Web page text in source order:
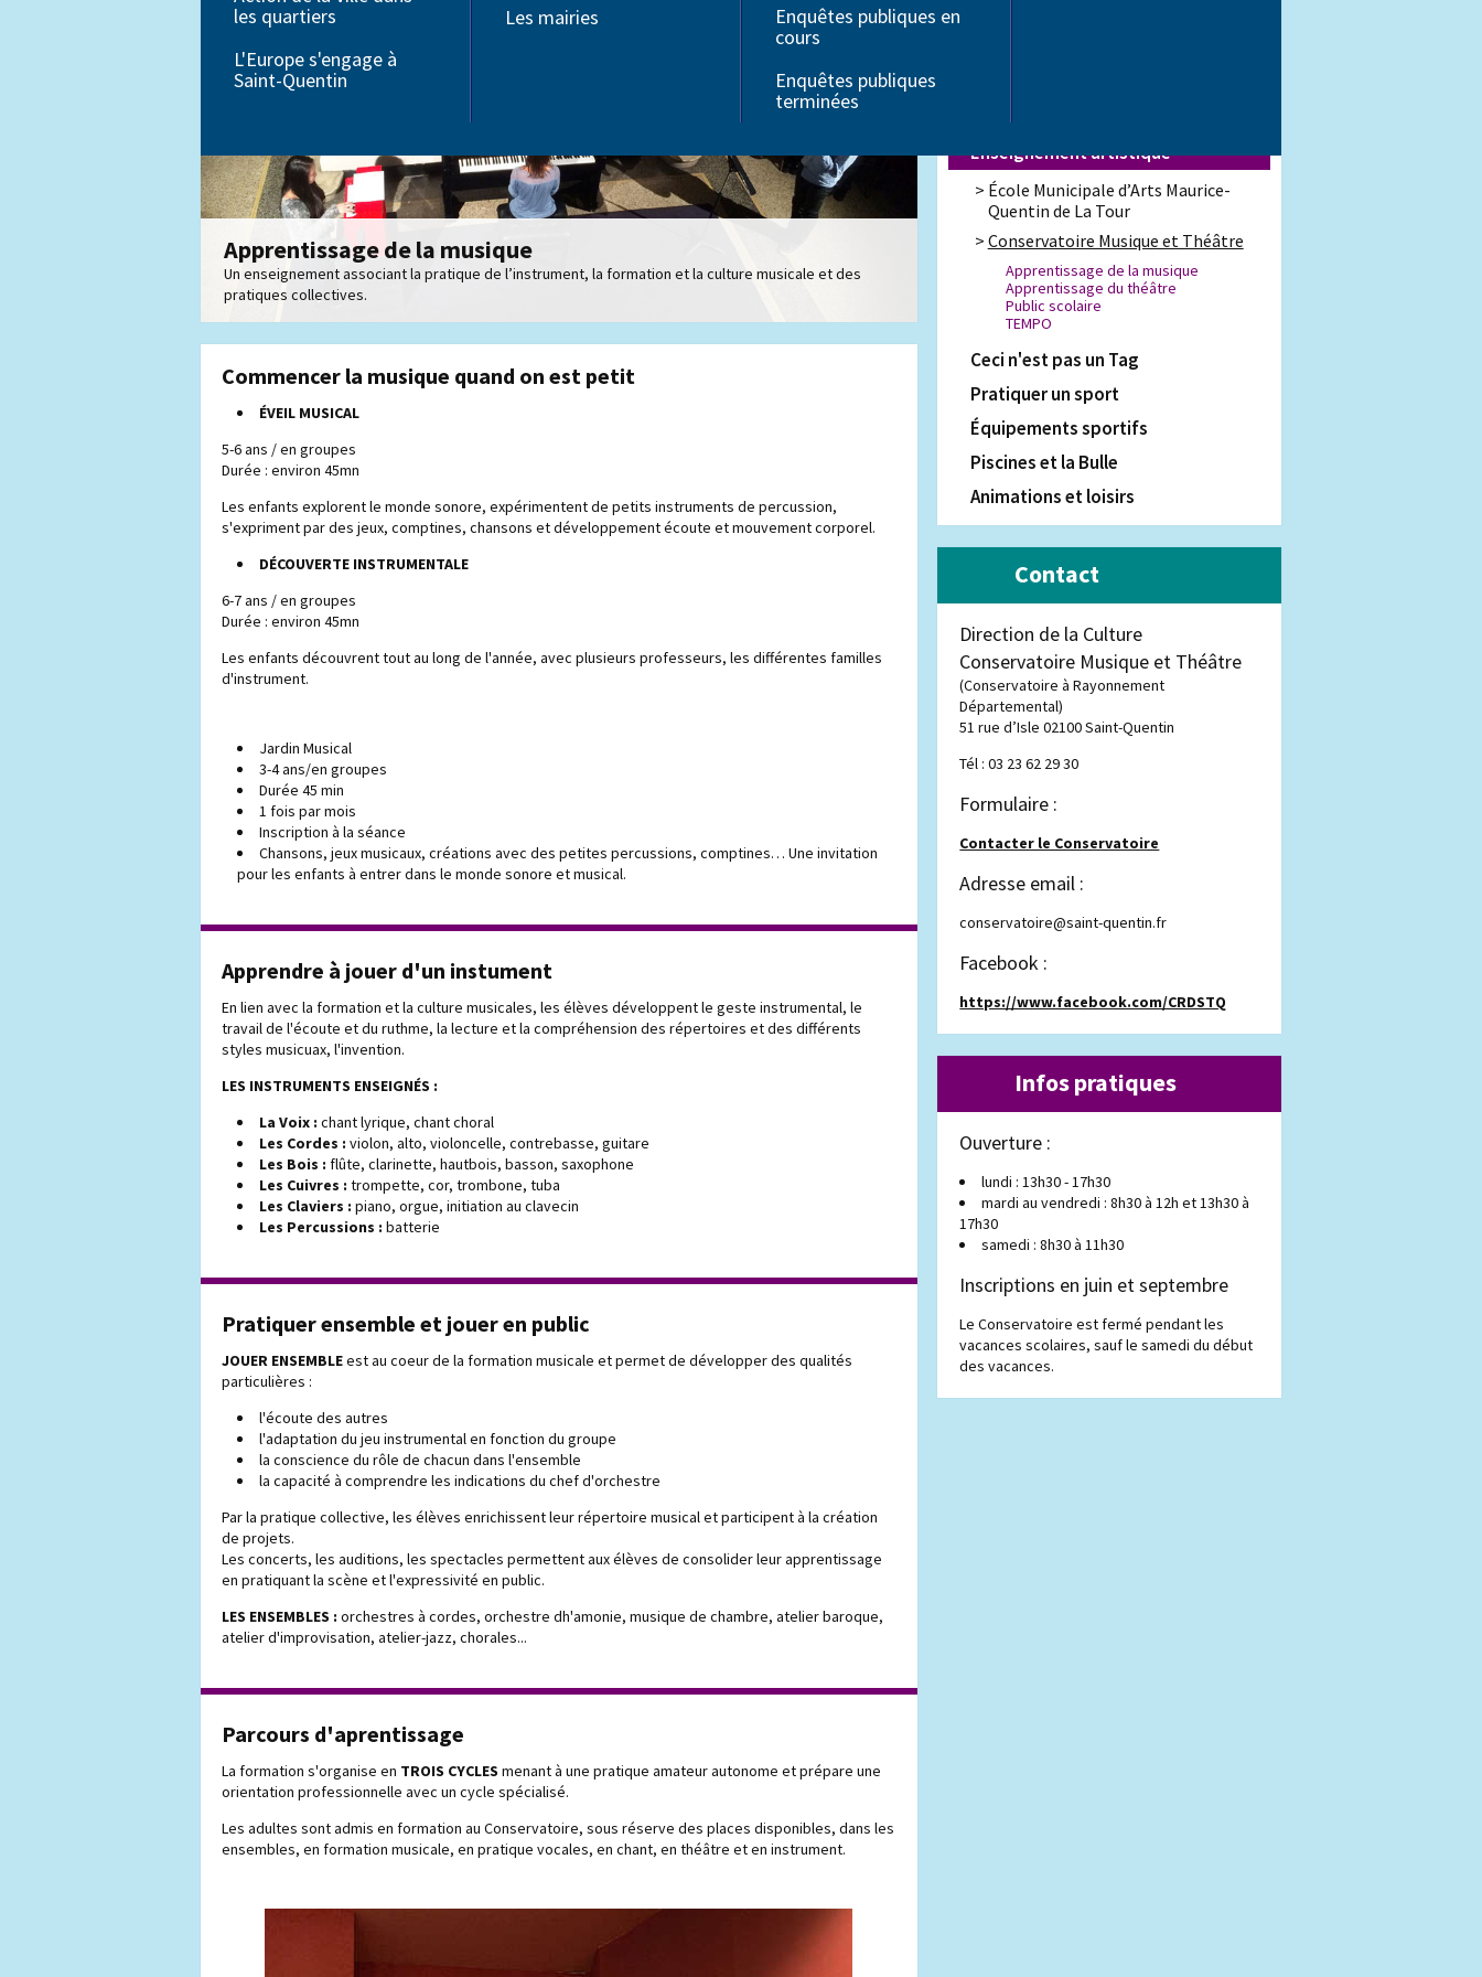
Éducation
Associations
les quartiers
L'Europe s'engage à
Saint-Quentin
Les mairies
Enquêtes publiques en
cours
Enquêtes publiques
terminées
Apprentissage de la musique
Un enseignement associant la pratique de l’instrument, la formation et la culture musicale et des
pratiques collectives.
Commencer la musique quand on est petit
ÉVEIL MUSICAL
5-6 ans / en groupes
Durée : environ 45mn
Les enfants explorent le monde sonore, expérimentent de petits instruments de percussion,
s'expriment par des jeux, comptines, chansons et développement écoute et mouvement corporel.
DÉCOUVERTE INSTRUMENTALE
6-7 ans / en groupes
Durée : environ 45mn
Les enfants découvrent tout au long de l'année, avec plusieurs professeurs, les différentes familles
d'instrument.
Jardin Musical
3-4 ans/en groupes
Durée 45 min
1 fois par mois
Inscription à la séance
Chansons, jeux musicaux, créations avec des petites percussions, comptines… Une invitation
pour les enfants à entrer dans le monde sonore et musical.
Apprendre à jouer d'un instument
En lien avec la formation et la culture musicales, les élèves développent le geste instrumental, le
travail de l'écoute et du ruthme, la lecture et la compréhension des répertoires et des différents
styles musicuax, l'invention.
LES INSTRUMENTS ENSEIGNÉS :
La Voix : chant lyrique, chant choral
Les Cordes : violon, alto, violoncelle, contrebasse, guitare
Les Bois : flûte, clarinette, hautbois, basson, saxophone
Les Cuivres : trompette, cor, trombone, tuba
Les Claviers : piano, orgue, initiation au clavecin
Les Percussions : batterie
Pratiquer ensemble et jouer en public
JOUER ENSEMBLEest au coeur de la formation musicale et permet de développer des qualités
particulières :
l'écoute des autres
l'adaptation du jeu instrumental en fonction du groupe
la conscience du rôle de chacun dans l'ensemble
la capacité à comprendre les indications du chef d'orchestre
Par la pratique collective, les élèves enrichissent leur répertoire musical et participent à la création
de projets.
Les concerts, les auditions, les spectacles permettent aux élèves de consolider leur apprentissage
en pratiquant la scène et l'expressivité en public.
LES ENSEMBLES : orchestres à cordes, orchestre dh'amonie, musique de chambre, atelier baroque,
atelier d'improvisation, atelier-jazz, chorales...
Parcours d'aprentissage
La formation s'organise en TROIS CYCLES menant à une pratique amateur autonome et prépare une
orientation professionnelle avec un cycle spécialisé.
Les adultes sont admis en formation au Conservatoire, sous réserve des places disponibles, dans les
ensembles, en formation musicale, en pratique vocales, en chant, en théâtre et en instrument.
Actions jeunesse
Enseignement artistique
École Municipale d’Arts Maurice-
Quentin de La Tour
Conservatoire Musique et Théâtre
Apprentissage de la musique
Apprentissage du théâtre
Public scolaire
TEMPO
Ceci n'est pas un Tag
Pratiquer un sport
Équipements sportifs
Piscines et la Bulle
Animations et loisirs
Contact
Direction de la Culture
Conservatoire Musique et Théâtre
(Conservatoire à Rayonnement
Départemental)
51 rue d’Isle 02100 Saint-Quentin
Tél : 03 23 62 29 30
Formulaire :
Contacter le Conservatoire
Adresse email :
conservatoire@saint-quentin.fr
Facebook :
https://www.facebook.com/CRDSTQ
Infos pratiques
Ouverture :
lundi : 13h30 - 17h30
mardi au vendredi : 8h30 à 12h et 13h30 à
17h30
samedi : 8h30 à 11h30
Inscriptions en juin et septembre
Le Conservatoire est fermé pendant les
vacances scolaires, sauf le samedi du début
des vacances.